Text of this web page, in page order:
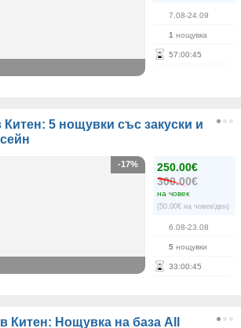
7.08-24.09
1 нощувка
57:00:45
Китен: 5 нощувки със закуски и
250.00€
300.00€
на човек
(50.00€ на човек/ден)
6.08-23.08
5 нощувки
33:00:45
-17%
Китен: Нощувка на база All